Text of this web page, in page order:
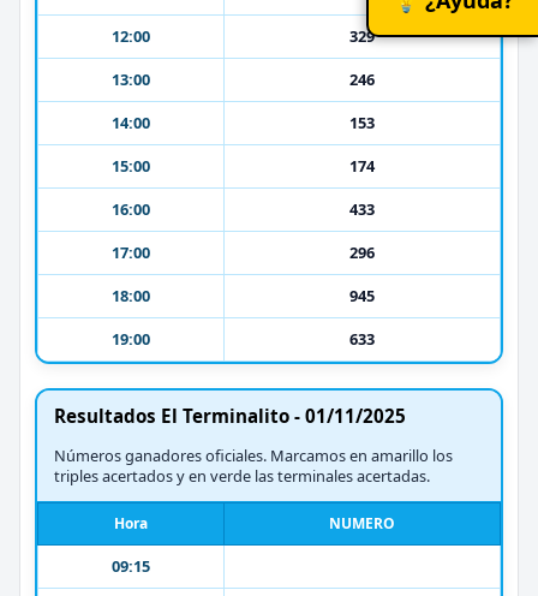
12:00
329
13:00
246
14:00
153
15:00
174
16:00
433
17:00
296
18:00
945
19:00
633
Resultados El Terminalito - 01/11/2025
Números ganadores oficiales. Marcamos en amarillo los
triples acertados y en verde las terminales acertadas.
Hora NUMERO
09:15